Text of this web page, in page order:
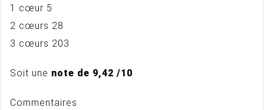
1 cœur 5
2 cœurs 28
3 cœurs 203
Soit une note de 9,42 /10
Commentaires